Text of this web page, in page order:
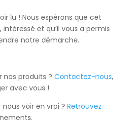
lu ! Nous espérons que cet
et qu’il vous a permis
notre démarche.
nos produits ? Contactez-nous,
avec vous !
voir en vrai ? Retrouvez-